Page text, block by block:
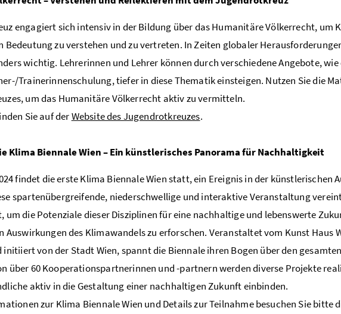
engagiert sich intensiv in der Bildung über das Humanitäre Völkerrecht, um
Bedeutung zu verstehen und zu vertreten. In Zeiten globaler
wichtig. Lehrerinnen und Lehrer können durch verschiedene Angebote,
Trainerinnenschulung, tiefer in diese Thematik einsteigen. Nutzen Sie die
um das Humanitäre Völkerrecht aktiv zu vermitteln.
Sie auf derWebsite des Jugendrotkreuzes.
Klima Biennale Wien – Ein künstlerisches Panorama für Nachhaltigkeit
findet die erste Klima Biennale Wien statt, ein Ereignis in der künstlerischen
spartenübergreifende, niederschwellige und interaktive Veranstaltung
um die Potenziale dieser Disziplinen für eine nachhaltige und lebenswerte
Auswirkungen des Klimawandels zu erforschen. Veranstaltet vom Kunst Haus
initiiert von der Stadt Wien, spannt die Biennale ihren Bogen über den
über 60 Kooperationspartnerinnen und -partnern werden diverse Projekte
aktiv in die Gestaltung einer nachhaltigen Zukunft einbinden.
zur Klima Biennale Wien und Details zur Teilnahme besuchen Sie bitte